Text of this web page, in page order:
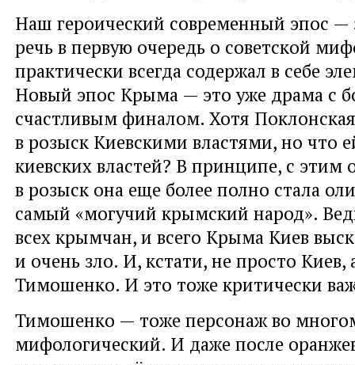
Наш героический современный эпос —
речь в первую очередь о советской
практически всегда содержал в себе
Новый эпос Крыма — это уже драма с
счастливым финалом. Хотя
в розыск Киевскими властями, но что
киевских властей? В принципе, с этим
в розыск она еще более полно стала
самый «могучий крымский народ».
всех крымчан, и всего Крыма Киев
и очень зло. И, кстати, не просто Киев,
Тимошенко. И это тоже критически
Тимошенко — тоже персонаж во
мифологический. И даже после